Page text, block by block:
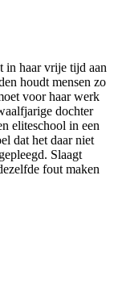
in haar vrije tijd aan
houdt mensen zo
voor haar werk
dochter
eliteschool in een
dat het daar niet
Slaagt
fout maken